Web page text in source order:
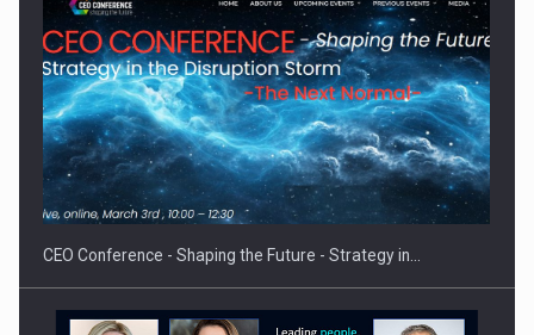
Fondul de investitii BoldMind si echipa de management a…
CEO Conference - Shaping the Future - Strategy in…